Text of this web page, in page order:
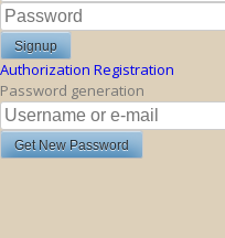
Authorization Registration
Password generation